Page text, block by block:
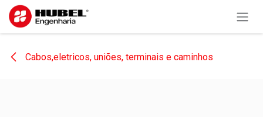
Pular para o conteúdo
Cabos,eletricos, uniões, terminais e caminhos